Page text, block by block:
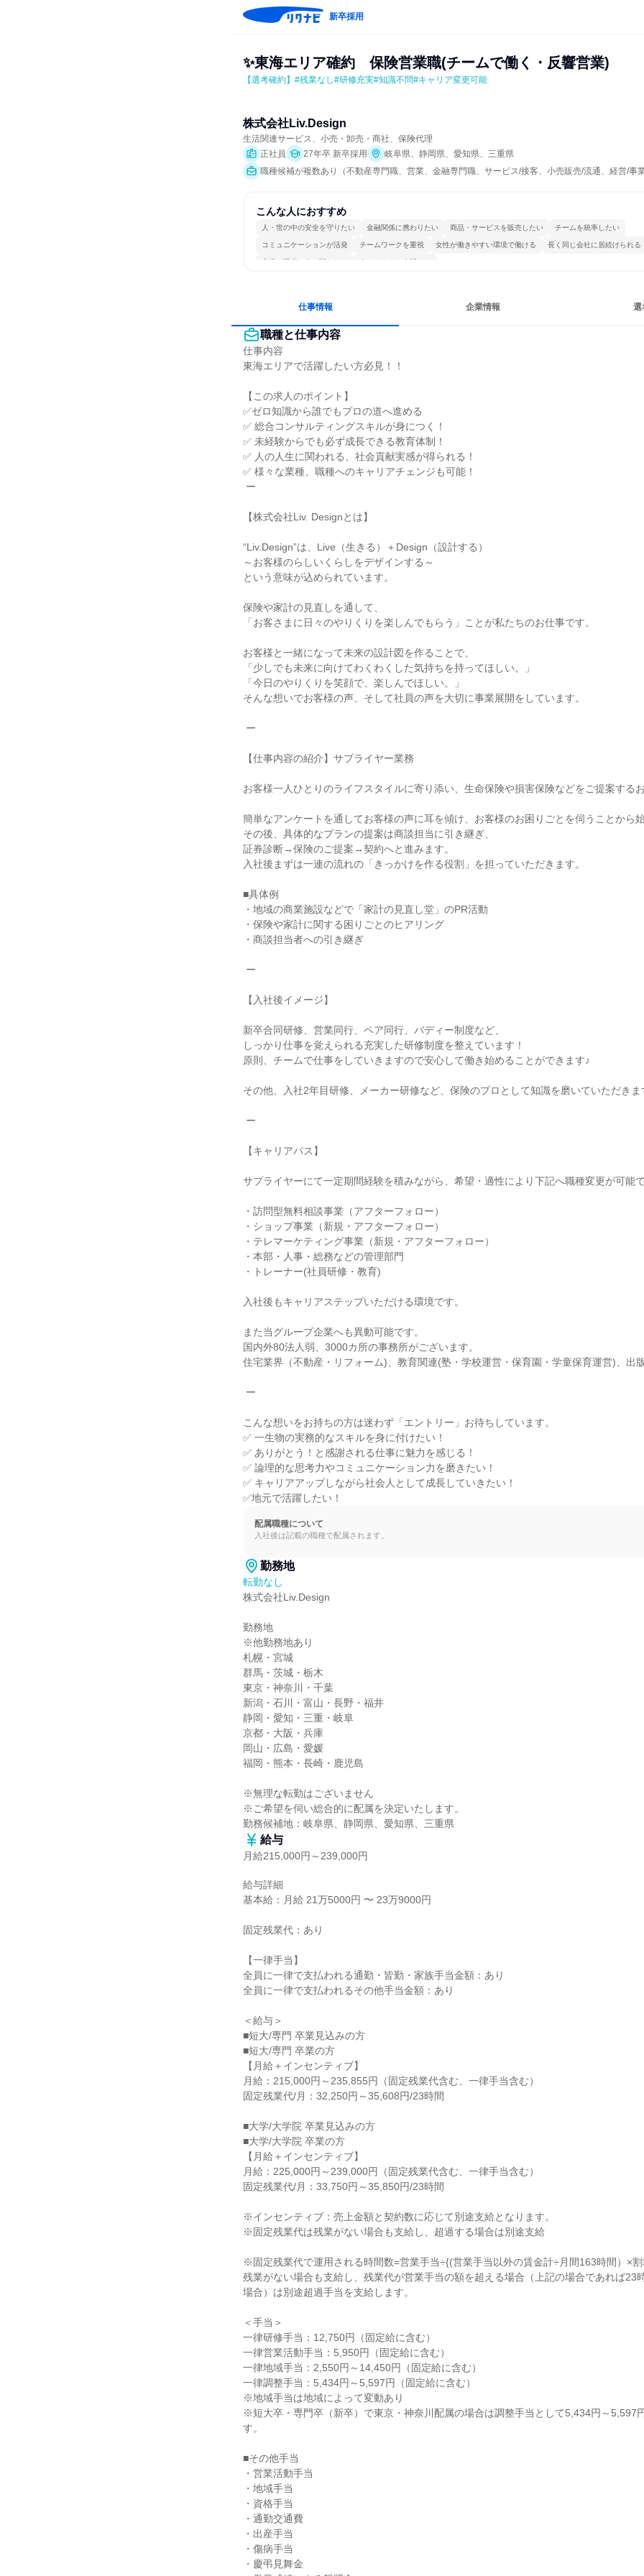
新卒採用
✨東海エリア確約　保険営業職(チームで働く・反響営業)
【選考確約】#残業なし#研修充実#知識不問#キャリア変更可能
株式会社Liv.Design
生活関連サービス、小売・卸売・商社、保険代理
正社員
27年卒 新卒採用
岐阜県、静岡県、愛知県、三重県
職種候補が複数あり（不動産専門職、営業、金融専門職、サービス/接客、小売販売/流通、経営/
こんな人におすすめ
人・世の中の安全を守りたい 金融関係に携わりたい 商品・サービスを販売したい チームを統率したい
コミュニケーションが活発 チームワークを重視 女性が働きやすい環境で働ける 長く同じ会社に居続けられる
多様な職種の人と関われる 人とたくさん会話する
仕事情報 企業情報 選
職種と仕事内容
仕事内容
東海エリアで活躍したい方必見！！
【この求人のポイント】
✅ゼロ知識から誰でもプロの道へ進める
✅ 総合コンサルティングスキルが身につく！
✅ 未経験からでも必ず成長できる教育体制！
✅ 人の人生に関われる、社会貢献実感が得られる！
✅ 様々な業種、職種へのキャリアチェンジも可能！
【株式会社Liv. Designとは】
“Liv.Design”は、Live（生きる）＋Design（設計する）
～お客様のらしいくらしをデザインする～
という意味が込められています。
保険や家計の見直しを通して、
「お客さまに日々のやりくりを楽しんでもらう」ことが私たちのお仕事です。
お客様と一緒になって未来の設計図を作ることで、
「少しでも未来に向けてわくわくした気持ちを持ってほしい。」
「今日のやりくりを笑顔で、楽しんでほしい。」
そんな想いでお客様の声、そして社員の声を大切に事業展開をしています。
【仕事内容の紹介】サプライヤー業務
お客様一人ひとりのライフスタイルに寄り添い、生命保険や損害保険などをご提案するお
簡単なアンケートを通してお客様の声に耳を傾け、お客様のお困りごとを伺うことから始
その後、具体的なプランの提案は商談担当に引き継ぎ、
証券診断→保険のご提案→契約へと進みます。
入社後まずは一連の流れの「きっかけを作る役割」を担っていただきます。
■具体例
・地域の商業施設などで「家計の見直し堂」のPR活動
・保険や家計に関する困りごとのヒアリング
・商談担当者への引き継ぎ
【入社後イメージ】
新卒合同研修、営業同行、ペア同行、バディー制度など、
しっかり仕事を覚えられる充実した研修制度を整えています！
原則、チームで仕事をしていきますので安心して働き始めることができます♪
その他、入社2年目研修、メーカー研修など、保険のプロとして知識を磨いていただきま
【キャリアパス】
サプライヤーにて一定期間経験を積みながら、希望・適性により下記へ職種変更が可能で
・訪問型無料相談事業（アフターフォロー）
・ショップ事業（新規・アフターフォロー）
・テレマーケティング事業（新規・アフターフォロー）
・本部・人事・総務などの管理部門
・トレーナー(社員研修・教育)
入社後もキャリアステップいただける環境です。
また当グループ企業へも異動可能です。
国内外80法人弱、3000カ所の事務所がございます。
住宅業界（不動産・リフォーム)、教育関連(塾・学校運営・保育園・学童保育運営)、出
こんな想いをお持ちの方は迷わず「エントリー」お待ちしています。
✅ 一生物の実務的なスキルを身に付けたい！
✅ ありがとう！と感謝される仕事に魅力を感じる！
✅ 論理的な思考力やコミュニケーション力を磨きたい！
✅ キャリアアップしながら社会人として成長していきたい！
✅地元で活躍したい！
配属職種について
入社後は記載の職種で配属されます。
勤務地
転勤なし
株式会社Liv.Design
勤務地
※他勤務地あり
札幌・宮城
群馬・茨城・栃木
東京・神奈川・千葉
新潟・石川・富山・長野・福井
静岡・愛知・三重・岐阜
京都・大阪・兵庫
岡山・広島・愛媛
福岡・熊本・長崎・鹿児島
※無理な転勤はございません
※ご希望を伺い総合的に配属を決定いたします。
勤務候補地：岐阜県、静岡県、愛知県、三重県
給与
月給215,000円～239,000円
給与詳細
基本給：月給 21万5000円 〜 23万9000円
固定残業代：あり
【一律手当】
全員に一律で支払われる通勤・皆勤・家族手当金額：あり
全員に一律で支払われるその他手当金額：あり
＜給与＞
■短大/専門 卒業見込みの方
■短大/専門 卒業の方
【月給＋インセンティブ】
月給：215,000円～235,855円（固定残業代含む、一律手当含む）
固定残業代/月：32,250円～35,608円/23時間
■大学/大学院 卒業見込みの方
■大学/大学院 卒業の方
【月給＋インセンティブ】
月給：225,000円～239,000円（固定残業代含む、一律手当含む）
固定残業代/月：33,750円～35,850円/23時間
※インセンティブ：売上金額と契約数に応じて別途支給となります。
※固定残業代は残業がない場合も支給し、超過する場合は別途支給
※固定残業代で運用される時間数=営業手当÷{(営業手当以外の賃金計÷月間163時間）×
残業がない場合も支給し、残業代が営業手当の額を超える場合（上記の場合であれば23
場合）は別途超過手当を支給します。
＜手当＞
一律研修手当：12,750円（固定給に含む）
一律営業活動手当：5,950円（固定給に含む）
一律地域手当：2,550円～14,450円（固定給に含む）
一律調整手当：5,434円～5,597円（固定給に含む）
※地域手当は地域によって変動あり
※短大卒・専門卒（新卒）で東京・神奈川配属の場合は調整手当として5,434円～5,597
す。
■その他手当
・営業活動手当
・地域手当
・資格手当
・通勤交通費
・出産手当
・傷病手当
・慶弔見舞金